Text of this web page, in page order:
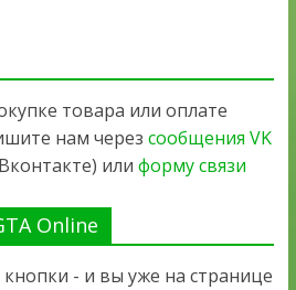
товара или оплате
нам через сообщения VK
или форму связи
Online
- и вы уже на странице